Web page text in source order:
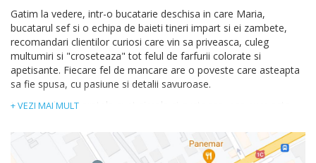
Gatim la vedere, intr-o bucatarie deschisa in care Maria,
bucatarul sef si o echipa de baieti tineri impart si ei zambete,
recomandari clientilor curiosi care vin sa priveasca, culeg
multumiri si "croseteaza" tot felul de farfurii colorate si
apetisante. Fiecare fel de mancare are o poveste care asteapta
sa fie spusa, cu pasiune si detalii savuroase.
In general, preparatele sunt simple si gustoase, asa cum este
italienesti: paste, risotto, salate, fructe de mare in diverse
forme, dar si carne de vita, porc sau rata. Si nu putem lasa
+ VEZI MAI MULT